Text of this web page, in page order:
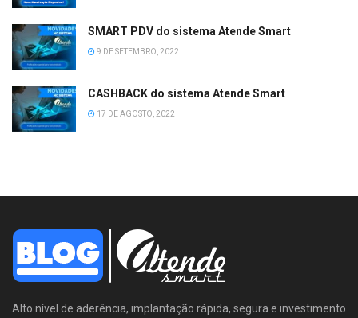
SMART PDV do sistema Atende Smart
9 DE SETEMBRO, 2022
CASHBACK do sistema Atende Smart
17 DE AGOSTO, 2022
Alto nível de aderência, implantação rápida, segura e investimento